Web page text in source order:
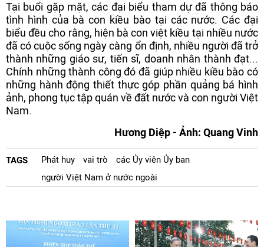
Tại buổi gặp mặt, các đại biểu tham dự đã thông báo
tình hình của bà con kiều bào tại các nước. Các đại
biểu đều cho rằng, hiện bà con việt kiều tại nhiều nước
đã có cuộc sống ngày càng ổn định, nhiều người đã trở
thành những giáo sư, tiến sĩ, doanh nhân thành đạt...
Chính những thành công đó đã giúp nhiều kiều bào có
những hành động thiết thực góp phần quảng bá hình
ảnh, phong tục tập quán về đất nước và con người Việt
Nam.
Hương Diệp - Ảnh: Quang Vinh
TAGS Phát huy vai trò
các Ủy viên Ủy ban
người Việt Nam ở nước ngoài